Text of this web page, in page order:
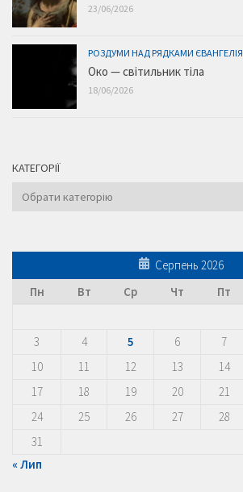
23/06/2026
РОЗДУМИ НАД РЯДКАМИ ЄВАНГЕЛІЯ
Око — світильник тіла
18/06/2026
КАТЕГОРІЇ
Категорії
Серпень 2026
Пн
Вт Ср Чт Пт
3
4 5 6 7
10
11 12 13 14
17
18 19 20 21
24
25 26 27 28
31
« Лип